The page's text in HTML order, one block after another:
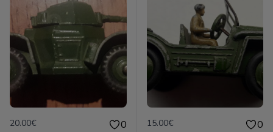
20.00€ 0 15.00€ 0